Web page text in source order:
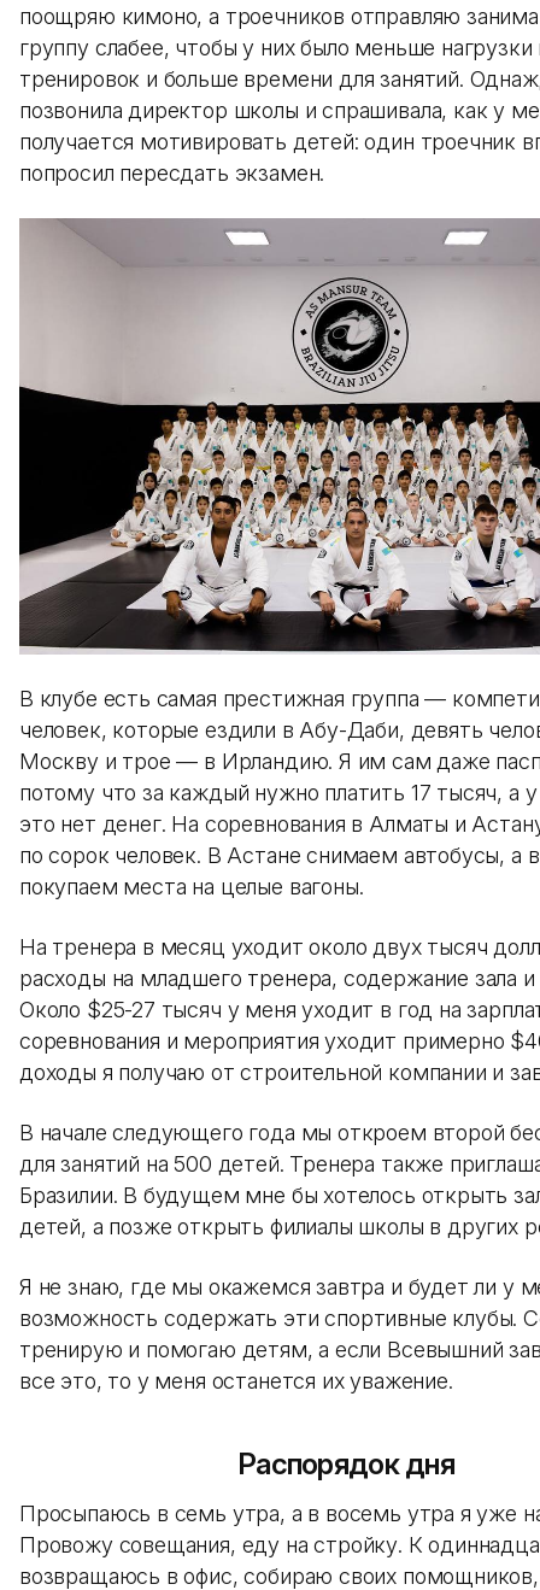
поощряю кимоно, а троечников отправляю
группу слабее, чтобы у них было меньше
тренировок и больше времени для занятий.
позвонила директор школы и спрашивала, как у
получается мотивировать детей: один троечник
попросил пересдать экзамен.
В клубе есть самая престижная группа —
человек, которые ездили в Абу-Даби, девять
Москву и трое — в Ирландию. Я им сам даже
потому что за каждый нужно платить 17 тысяч, а
это нет денег. На соревнования в Алматы и
по сорок человек. В Астане снимаем автобусы,
покупаем места на целые вагоны.
На тренера в месяц уходит около двух тысяч
расходы на младшего тренера, содержание зала и
Около $25-27 тысяч у меня уходит в год на
соревнования и мероприятия уходит примерно
доходы я получаю от строительной компании и
В начале следующего года мы откроем второй
для занятий на 500 детей. Тренера также
Бразилии. В будущем мне бы хотелось открыть
детей, а позже открыть филиалы школы в других
Я не знаю, где мы окажемся завтра и будет ли у
возможность содержать эти спортивные клубы.
тренирую и помогаю детям, а если Всевышний
все это, то у меня останется их уважение.
Распорядок дня
Просыпаюсь в семь утра, а в восемь утра я уже
Провожу совещания, еду на стройку. К
возвращаюсь в офис, собираю своих